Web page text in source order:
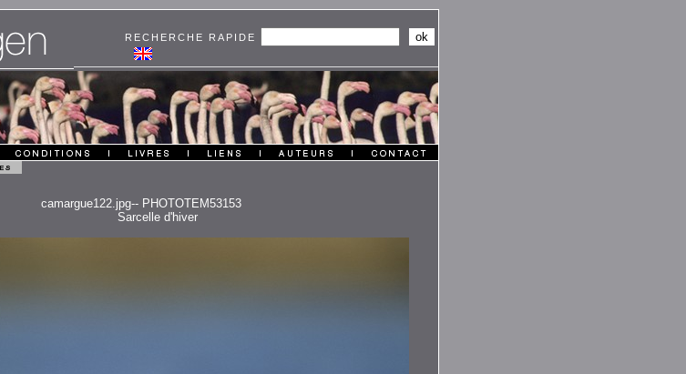
RECHERCHE RAPIDE
camargue122.jpg-- PHOTOTEM53153
Sarcelle d'hiver